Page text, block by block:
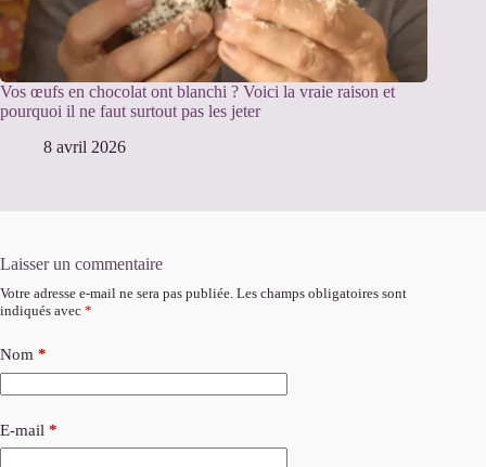
Vos œufs en chocolat ont blanchi ? Voici la vraie raison et
pourquoi il ne faut surtout pas les jeter
8 avril 2026
Laisser un commentaire
Votre adresse e-mail ne sera pas publiée. Les champs obligatoires sont
indiqués avec *
Nom *
E-mail *